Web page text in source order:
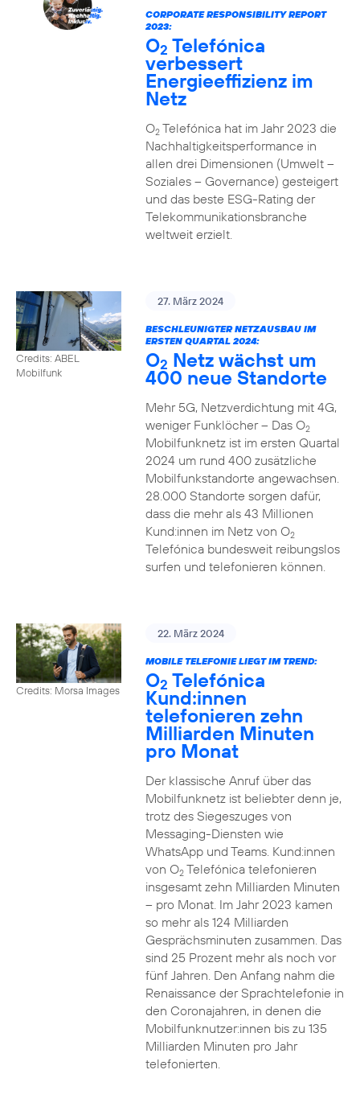
CORPORATE RESPONSIBILITY REPORT
2023:
O2 Telefónica
verbessert
Energieeffizienz im
Netz
O2Telefónica hat im Jahr 2023 die
Nachhaltigkeitsperformance in
allen drei Dimensionen (Umwelt –
Soziales – Governance) gesteigert
und das beste ESG-Rating der
Telekommunikationsbranche
weltweit erzielt.
Credits: ABEL
Mobilfunk
27. März 2024
BESCHLEUNIGTER NETZAUSBAU IM
ERSTEN QUARTAL 2024:
O2 Netz wächst um
400 neue Standorte
Mehr 5G, Netzverdichtung mit 4G,
weniger Funklöcher – Das O2
Mobilfunknetz ist im ersten Quartal
2024 um rund 400 zusätzliche
Mobilfunkstandorte angewachsen.
28.000 Standorte sorgen dafür,
dass die mehr als 43 Millionen
Kund:innen im Netz von O2
Telefónica bundesweit reibungslos
surfen und telefonieren können.
Credits: Morsa Images
22. März 2024
MOBILE TELEFONIE LIEGT IM TREND:
O2 Telefónica
Kund:innen
telefonieren zehn
Milliarden Minuten
pro Monat
Der klassische Anruf über das
Mobilfunknetz ist beliebter denn je,
trotz des Siegeszuges von
Messaging-Diensten wie
WhatsApp und Teams. Kund:innen
von O2Telefónica telefonieren
insgesamt zehn Milliarden Minuten
– pro Monat. Im Jahr 2023 kamen
so mehr als 124 Milliarden
Gesprächsminuten zusammen. Das
sind 25 Prozent mehr als noch vor
fünf Jahren. Den Anfang nahm die
Renaissance der Sprachtelefonie in
den Coronajahren, in denen die
Mobilfunknutzer:innen bis zu 135
Milliarden Minuten pro Jahr
telefonierten.